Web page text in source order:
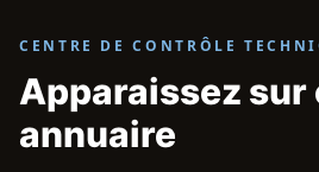
CENTRE DE CONTRÔLE
Apparaissez sur
annuaire